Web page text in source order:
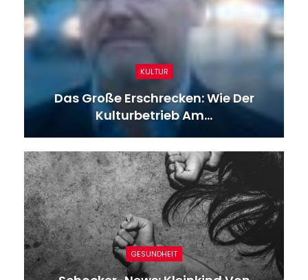
KULTUR
Das Große Erschrecken: Wie Der
Kulturbetrieb Am…
GESUNDHEIT